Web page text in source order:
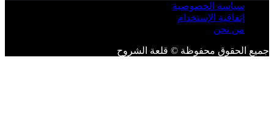
سياسة الخصوصية
إتفاقية الإستخدام
من نحن
الحقوق محفوظة © قلعة الشروح